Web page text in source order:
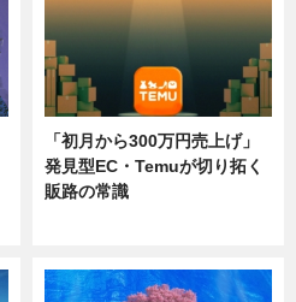
「初月から300万円売上げ」
発見型EC・Temuが切り拓く
販路の常識